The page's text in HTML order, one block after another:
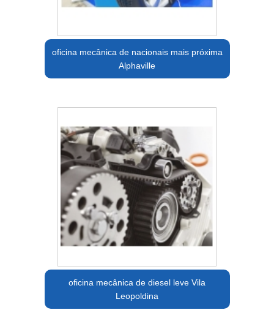
oficina mecânica de nacionais mais próxima
Alphaville
oficina mecânica de diesel leve Vila
Leopoldina